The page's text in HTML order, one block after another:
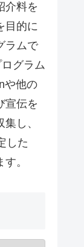
介料を
目的に
ラムで
グラム
や他の
宣伝を
し、
した
。